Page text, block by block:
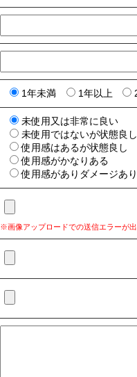
1年未満 1年以上
未使用又は非常に良い
未使用ではないが状態良
使用感はあるが状態良し
使用感がかなりある
使用感がありダメージあ
※画像アップロードでの送信エラーが